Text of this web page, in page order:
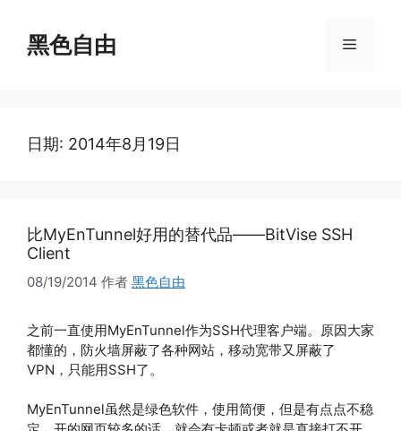
黑色自由 菜
日期: 2014年8月19日
比MyEnTunnel好用的替代品——BitVise SSH
Client
08/19/2014 作者 黑色自由
之前一直使用MyEnTunnel作为SSH代理客户端。原因大家
都懂的，防火墙屏蔽了各种网站，移动宽带又屏蔽了
VPN，只能用SSH了。
MyEnTunnel虽然是绿色软件，使用简便，但是有点点不稳